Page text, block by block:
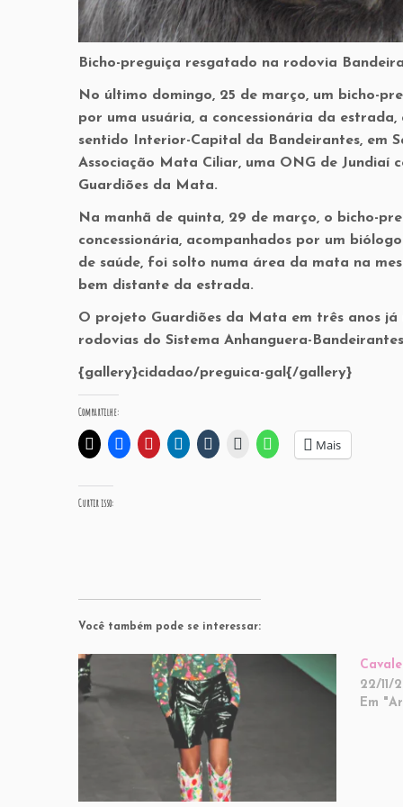
Bicho-preguiça resgatado na rodovia
No último domingo, 25 de março, um bicho-
por uma usuária, a concessionária da
sentido Interior-Capital da Bandeirantes, em
Associação Mata Ciliar, uma ONG de Jundiaí
Guardiões da Mata.
Na manhã de quinta, 29 de março, o bicho-
concessionária, acompanhados por um
de saúde, foi solto numa área da mata na
bem distante da estrada.
O projeto Guardiões da Mata em três anos
rodovias do Sistema Anhanguera-
{gallery}cidadao/preguica-gal{/gallery}
Compartilhe:
Mais
Curtir isso:
Você também pode se interessar:
22/11/
Em